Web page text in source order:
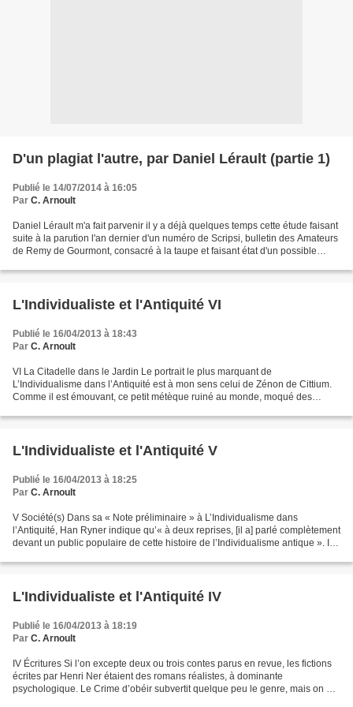
D'un plagiat l'autre, par Daniel Lérault (partie 1)
Publié le 14/07/2014 à 16:05
Par C. Arnoult
Daniel Lérault m'a fait parvenir il y a déjà quelques temps cette étude faisant
suite à la parution l'an dernier d'un numéro de Scripsi, bulletin des Amateurs
de Remy de Gourmont, consacré à la taupe et faisant état d'un possible
L'Individualiste et l'Antiquité VI
Publié le 16/04/2013 à 18:43
Par C. Arnoult
VI La Citadelle dans le Jardin Le portrait le plus marquant de
L’Individualisme dans l’Antiquité est à mon sens celui de Zénon de Cittium.
Comme il est émouvant, ce petit métèque ruiné au monde, moqué des
L'Individualiste et l'Antiquité V
Publié le 16/04/2013 à 18:25
Par C. Arnoult
V Société(s) Dans sa « Note préliminaire » à L’Individualisme dans
l’Antiquité, Han Ryner indique qu’« à deux reprises, [il a] parlé complètement
devant un public populaire de cette histoire de l’Individualisme antique ». Il
L'Individualiste et l'Antiquité IV
Publié le 16/04/2013 à 18:19
Par C. Arnoult
IV Écritures Si l’on excepte deux ou trois contes parus en revue, les fictions
écrites par Henri Ner étaient des romans réalistes, à dominante
psychologique. Le Crime d’obéir subvertit quelque peu le genre, mais on est